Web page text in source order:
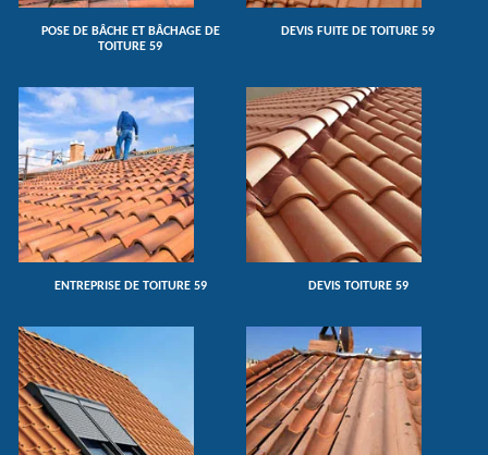
POSE DE BÂCHE ET BÂCHAGE DE
TOITURE 59
DEVIS FUITE DE TOITURE 59
ENTREPRISE DE TOITURE 59 DEVIS TOITURE 59